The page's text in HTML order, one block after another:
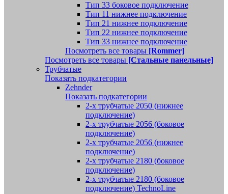
Тип 33 боковое подключение
Тип 11 нижнее подключение
Тип 21 нижнее подключение
Тип 22 нижнее подключение
Тип 33 нижнее подключение
Посмотреть все товары [Rommer]
Посмотреть все товары [Стальные панельные]
Трубчатые
Показать подкатегории
Zehnder
Показать подкатегории
2-х трубчатые 2050 (нижнее
подключение)
2-х трубчатые 2056 (боковое
подключение)
2-х трубчатые 2056 (нижнее
подключение)
2-х трубчатые 2180 (боковое
подключение)
2-х трубчатые 2180 (боковое
подключение) TechnoLine